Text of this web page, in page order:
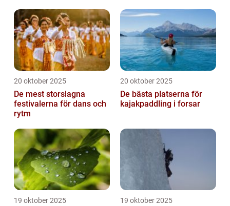
20 oktober 2025
De mest storslagna
festivalerna för dans och
rytm
20 oktober 2025
De bästa platserna för
kajakpaddling i forsar
19 oktober 2025 19 oktober 2025